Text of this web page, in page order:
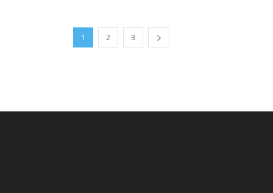
1 2 3